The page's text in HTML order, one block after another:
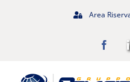
Area